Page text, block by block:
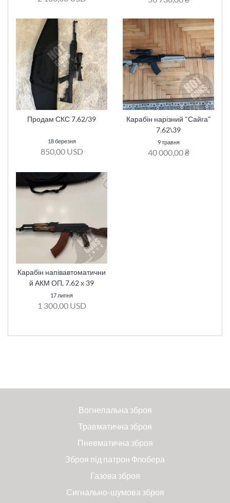
Продам СКС 7.62/39
18 березня
850,00 USD
Карабін нарізний "Сайга"
7.62\39
9 травня
40 000,00 ₴
Карабін напівавтоматични
й АКМ ОП, 7.62 х 39
17 липня
1 300,00 USD
Вогнепальна зброя
Травматична зброя
Пневматична зброя
Зброя під патрон Флобера
Газова зброя
Сигнально-шумова зброя